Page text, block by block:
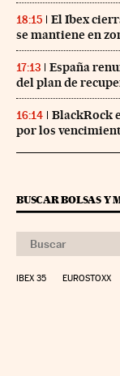
18:15
El Ibex
se mantiene en
17:13
España
del plan de
16:14
BlackRock
por los
BUSCAR BOLSAS Y
IBEX 35 EUROSTOXX